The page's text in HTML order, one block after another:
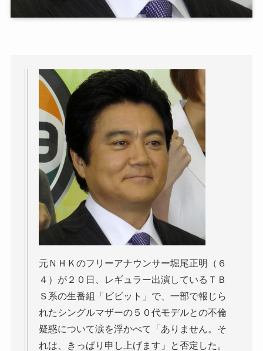
元ＮＨＫのフリーアナウンサー堀尾正明（６
４）が２０日、レギュラー出演しているＴＢ
Ｓ系の生番組「ビビット」で、一部で報じら
れたシングルマザーの５０代モデルとの不倫
疑惑について涙を浮かべて「ありません。そ
れは、きっぱり申し上げます」と否定した。